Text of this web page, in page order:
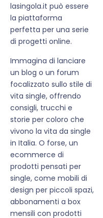
lasingola.it può essere
la piattaforma
perfetta per una serie
di progetti online.
Immagina di lanciare
un blog o un forum
focalizzato sullo stile di
vita single, offrendo
consigli, trucchi e
storie per coloro che
vivono la vita da single
in Italia. O forse, un
ecommerce di
prodotti pensati per
single, come mobili di
design per piccoli spazi,
abbonamenti a box
mensili con prodotti